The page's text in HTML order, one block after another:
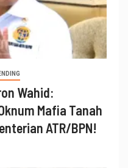
Wahid:
Mafia Tanah
ATR/BPN!